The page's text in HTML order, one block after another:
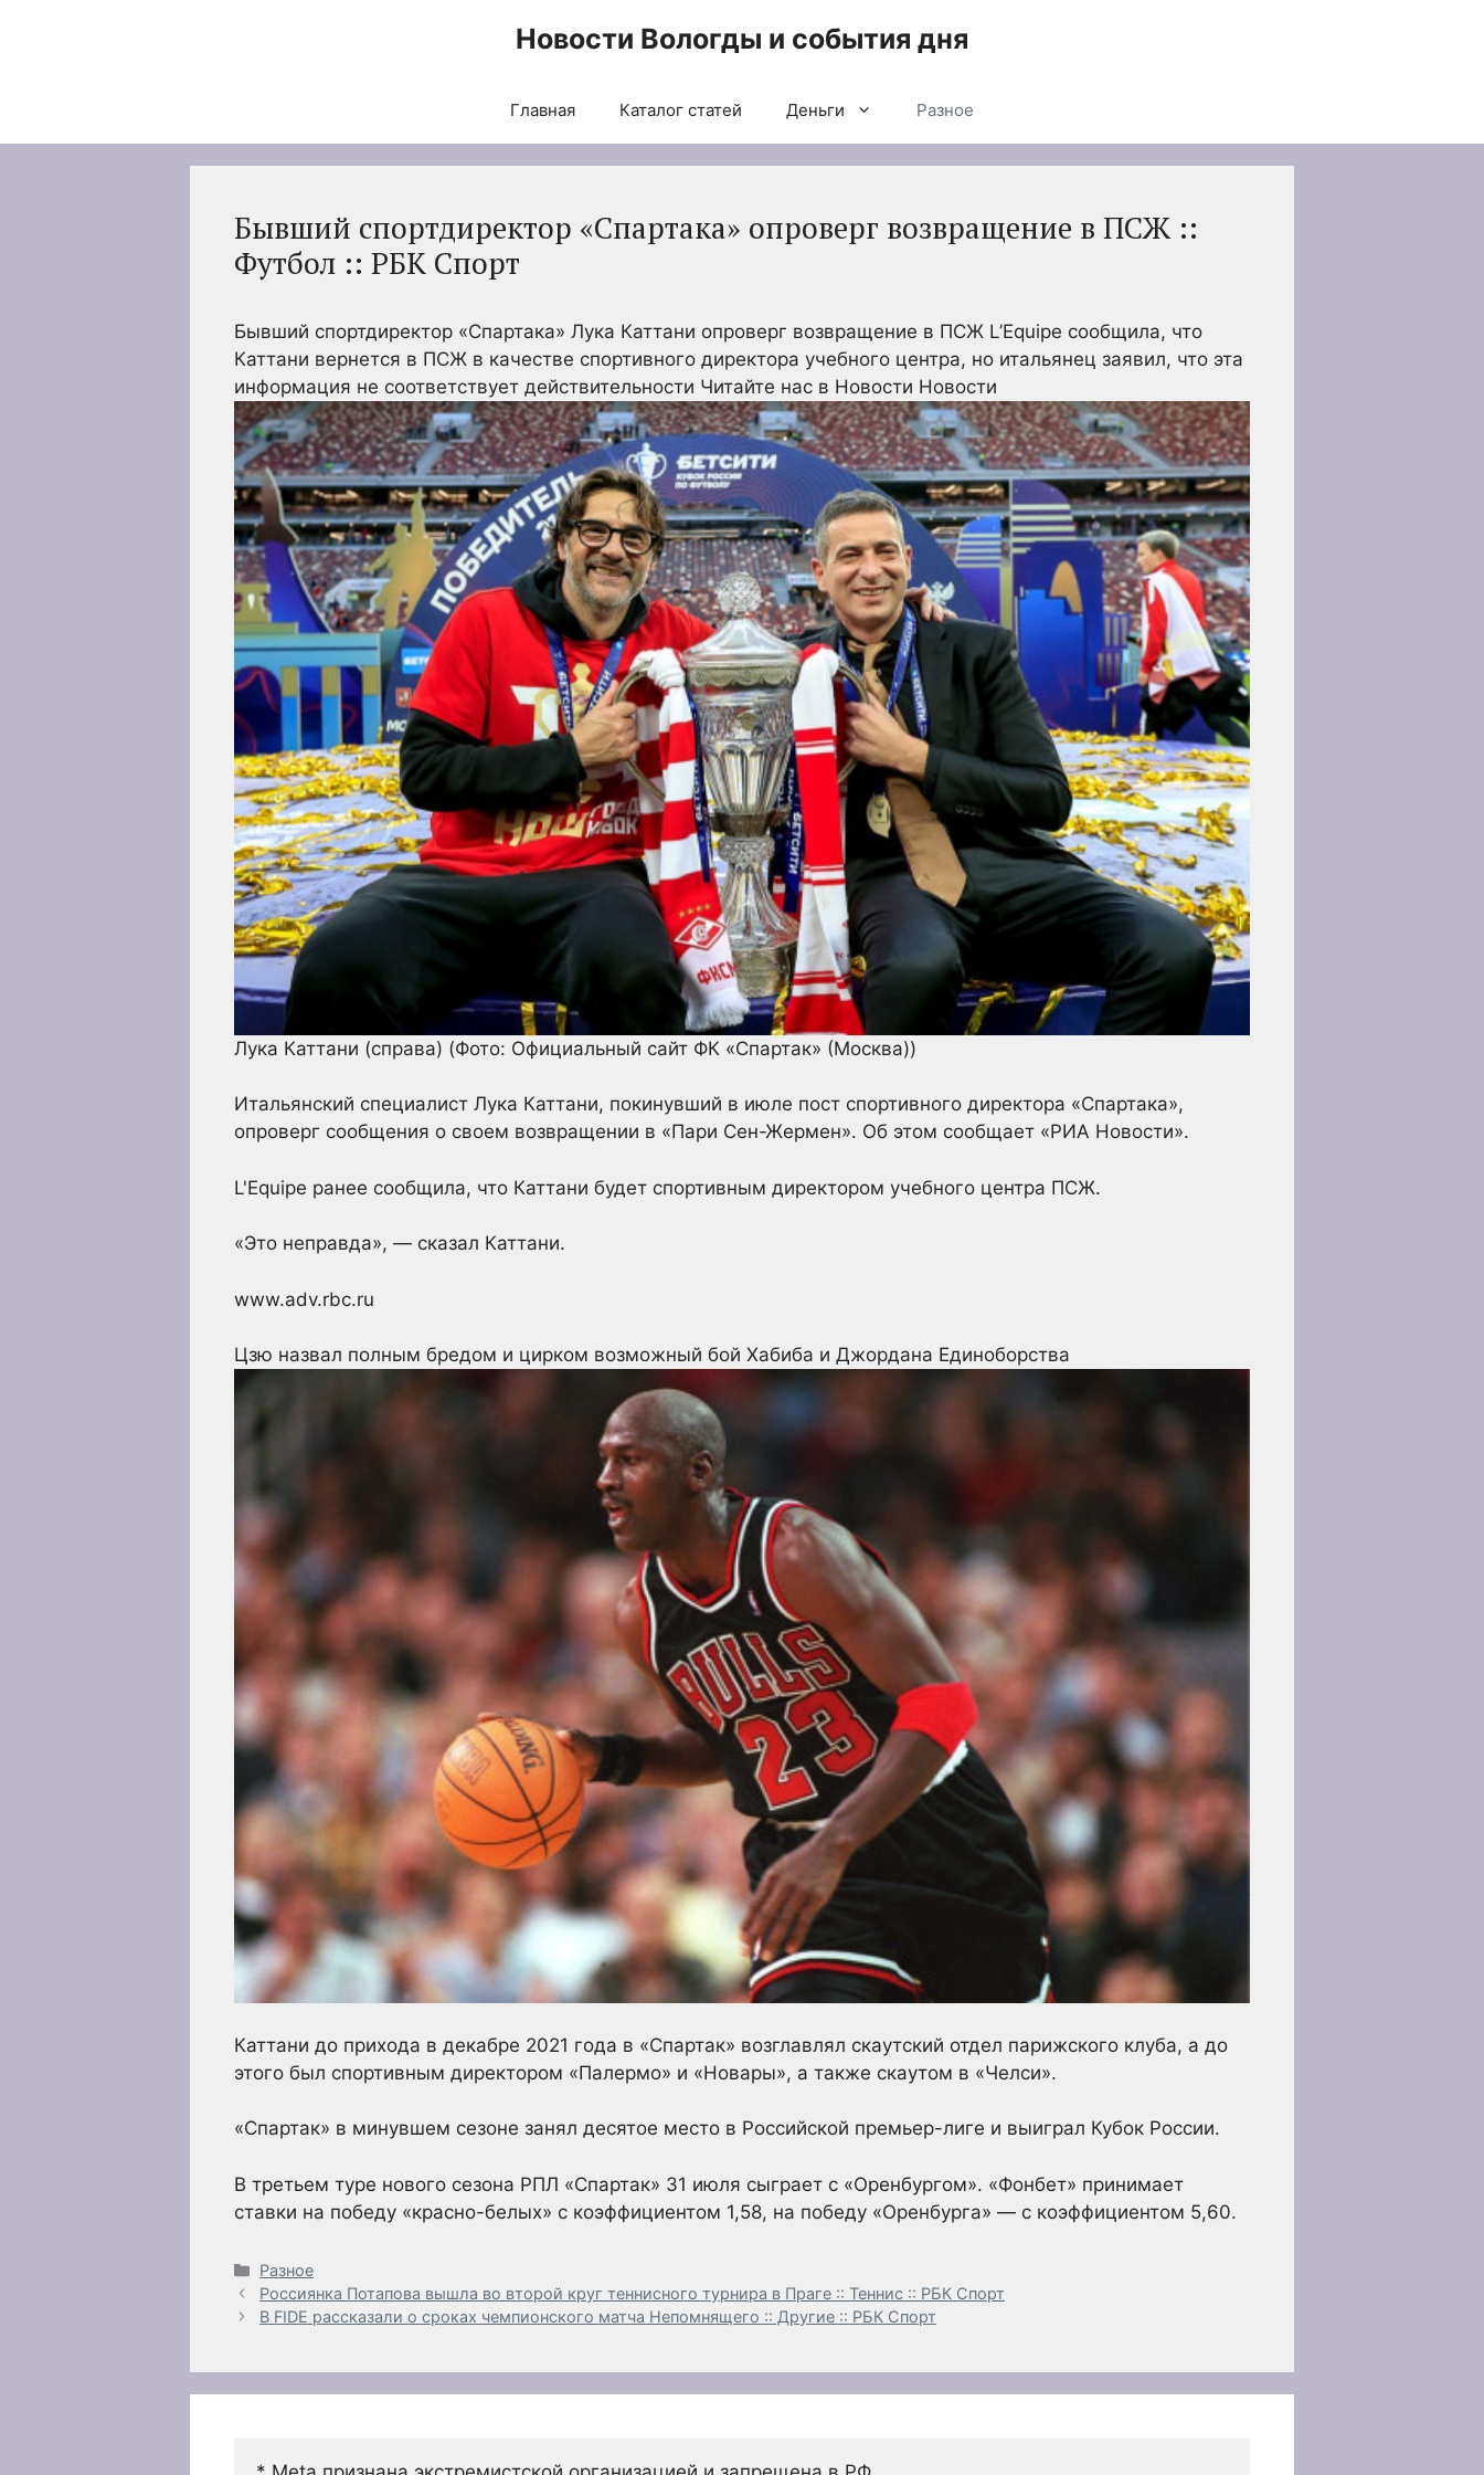
Новости Вологды и события дня
Главная Каталог статей Деньги Разное
Бывший спортдиректор «Спартака» опроверг возвращение в ПСЖ ::
Футбол :: РБК Спорт
Бывший спортдиректор «Спартака» Лука Каттани опроверг возвращение в ПСЖ L’Equipe сообщила, что
Каттани вернется в ПСЖ в качестве спортивного директора учебного центра, но итальянец заявил, что эта
информация не соответствует действительности Читайте нас в Новости Новости
Лука Каттани (справа) (Фото: Официальный сайт ФК «Спартак» (Москва))
Итальянский специалист Лука Каттани, покинувший в июле пост спортивного директора «Спартака»,
опроверг сообщения о своем возвращении в «Пари Сен-Жермен». Об этом сообщает «РИА Новости».
L'Equipe ранее сообщила, что Каттани будет спортивным директором учебного центра ПСЖ.
«Это неправда», — сказал Каттани.
www.adv.rbc.ru
Цзю назвал полным бредом и цирком возможный бой Хабиба и Джордана Единоборства
Каттани до прихода в декабре 2021 года в «Спартак» возглавлял скаутский отдел парижского клуба, а до
этого был спортивным директором «Палермо» и «Новары», а также скаутом в «Челси».
«Спартак» в минувшем сезоне занял десятое место в Российской премьер-лиге и выиграл Кубок России.
В третьем туре нового сезона РПЛ «Спартак» 31 июля сыграет с «Оренбургом». «Фонбет» принимает
ставки на победу «красно-белых» с коэффициентом 1,58, на победу «Оренбурга» — с коэффициентом 5,60.
Рубрики
Разное
Россиянка Потапова вышла во второй круг теннисного турнира в Праге :: Теннис :: РБК Спорт
В FIDE рассказали о сроках чемпионского матча Непомнящего :: Другие :: РБК Спорт